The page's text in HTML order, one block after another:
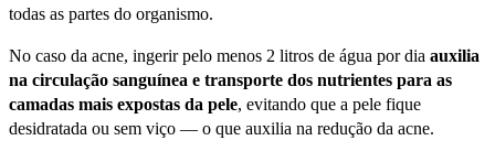
todas as partes do organismo.
No caso da acne, ingerir pelo menos 2 litros de água por dia auxilia
na circulação sanguínea e transporte dos nutrientes para as
camadas mais expostas da pele, evitando que a pele fique
desidratada ou sem viço — o que auxilia na redução da acne.